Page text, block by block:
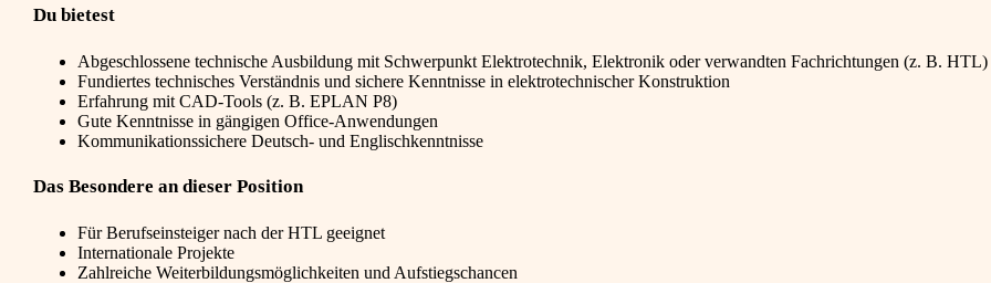
Du bietest
Abgeschlossene technische Ausbildung mit Schwerpunkt Elektrotechnik, Elektronik oder verwandten Fachrichtungen (z. B. HTL)
Fundiertes technisches Verständnis und sichere Kenntnisse in elektrotechnischer Konstruktion
Erfahrung mit CAD-Tools (z. B. EPLAN P8)
Gute Kenntnisse in gängigen Office-Anwendungen
Kommunikationssichere Deutsch- und Englischkenntnisse
Das Besondere an dieser Position
Für Berufseinsteiger nach der HTL geeignet
Internationale Projekte
Zahlreiche Weiterbildungsmöglichkeiten und Aufstiegschancen